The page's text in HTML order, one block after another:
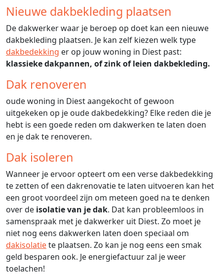
Nieuwe dakbekleding plaatsen
De dakwerker waar je beroep op doet kan een nieuwe
dakbekleding plaatsen. Je kan zelf kiezen welk type
dakbedekking er op jouw woning in Diest past:
klassieke dakpannen, of zink of leien dakbekleding.
Dak renoveren
oude woning in Diest aangekocht of gewoon
uitgekeken op je oude dakbedekking? Elke reden die je
hebt is een goede reden om dakwerken te laten doen
en je dak te renoveren.
Dak isoleren
Wanneer je ervoor opteert om een verse dakbedekking
te zetten of een dakrenovatie te laten uitvoeren kan het
een groot voordeel zijn om meteen goed na te denken
over de isolatie van je dak. Dat kan probleemloos in
samenspraak met je dakwerker uit Diest. Zo moet je
niet nog eens dakwerken laten doen speciaal om
dakisolatiete plaatsen. Zo kan je nog eens een smak
geld besparen ook. Je energiefactuur zal je weer
toelachen!